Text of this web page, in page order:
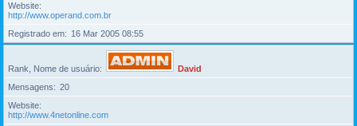
Website
http://www.operand.com.br
Registrado em
16 Mar 2005 08:55
Rank, Nome de usuário
David
Mensagens
20
Website
http://www.4netonline.com